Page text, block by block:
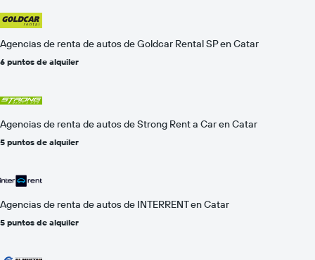
Agencias de renta de autos de Goldcar Rental SP en Catar
6 puntos de alquiler
Agencias de renta de autos de Strong Rent a Car en Catar
5 puntos de alquiler
Agencias de renta de autos de INTERRENT en Catar
5 puntos de alquiler